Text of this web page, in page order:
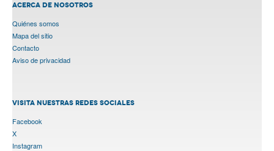
ACERCA DE NOSOTROS
Quiénes somos
Mapa del sitio
Contacto
Aviso de privacidad
VISITA NUESTRAS REDES SOCIALES
Facebook
X
Instagram